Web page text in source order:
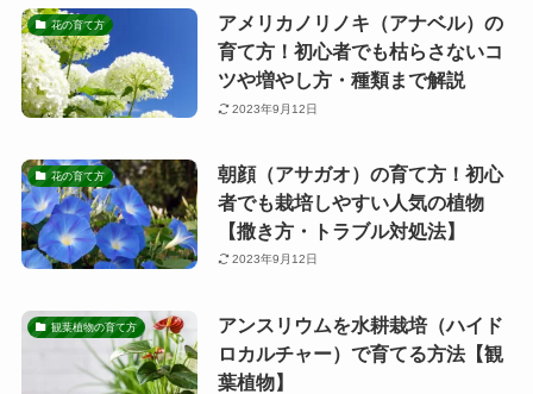
花の育て方
アメリカノリノキ（アナベル）の
育て方！初心者でも枯らさないコ
ツや増やし方・種類まで解説
2023年9月12日
花の育て方
朝顔（アサガオ）の育て方！初心
者でも栽培しやすい人気の植物
【撒き方・トラブル対処法】
2023年9月12日
観葉植物の育て方
アンスリウムを水耕栽培（ハイド
ロカルチャー）で育てる方法【観
葉植物】